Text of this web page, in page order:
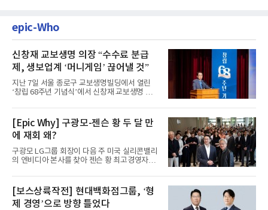
epic-Who
신창재 교보생명 의장 “수수료 분급
제, 생보업계 ‘머니게임’ 끊어낼 것”
지난 7일 서울 종로구 교보생명빌딩에서 열린
‘창립 68주년 기념식’에서 신창재 교보생명 대
[Epic Why] 구광모-젠슨 황 두 달 만
에 재회 왜?
구광모 LG그룹 회장이 다음 주 미국 실리콘밸리
의 엔비디아 본사를 찾아 젠슨 황 최고경영자
[보스상륙작전] 현대백화점그룹, ‘형
제 경영’으로 방향 틀었다